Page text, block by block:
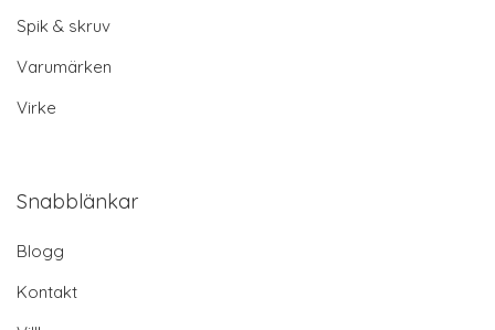
Spik & skruv
Varumärken
Virke
Snabblänkar
Blogg
Kontakt